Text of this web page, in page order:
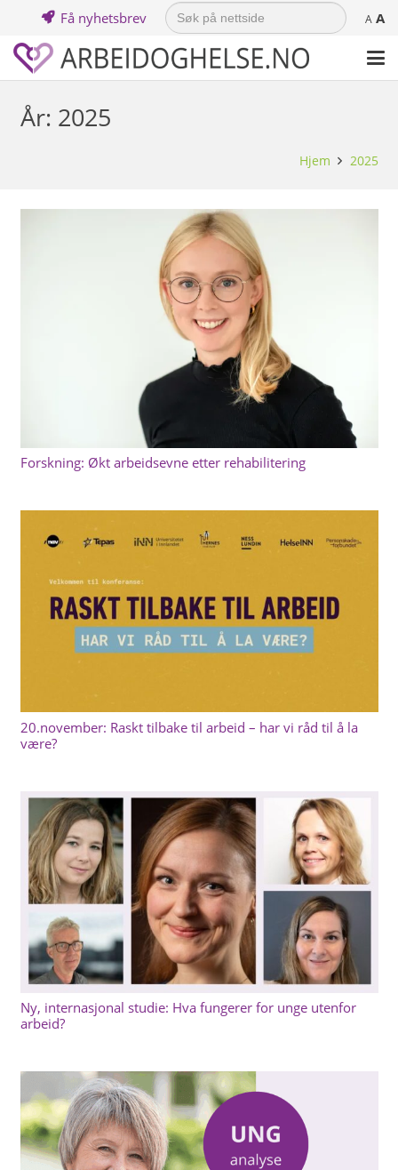
Få nyhetsbrev
Search
for: A A
År: 2025
Hjem 2025
Forskning: Økt arbeidsevne etter rehabilitering
20.november: Raskt tilbake til arbeid – har vi råd til å la
være?
Ny, internasjonal studie: Hva fungerer for unge utenfor
arbeid?